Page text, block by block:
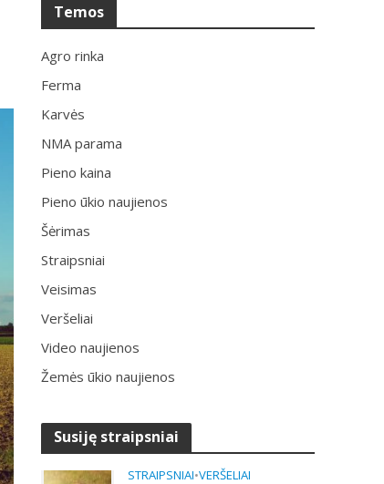
Temos
Agro rinka
Ferma
Karvės
NMA parama
Pieno kaina
Pieno ūkio naujienos
Šėrimas
Straipsniai
Veisimas
Veršeliai
Video naujienos
Žemės ūkio naujienos
Susiję straipsniai
STRAIPSNIAI•VERŠELIAI